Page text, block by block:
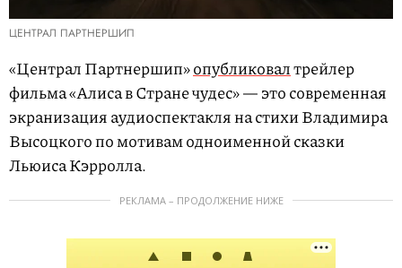
ЦЕНТРАЛ ПАРТНЕРШИП
«Централ Партнершип»опубликовалтрейлер
фильма «Алиса в Стране чудес» — это современная
экранизация аудиоспектакля на стихи Владимира
Высоцкого по мотивам одноименной сказки
Льюиса Кэрролла.
РЕКЛАМА – ПРОДОЛЖЕНИЕ НИЖЕ